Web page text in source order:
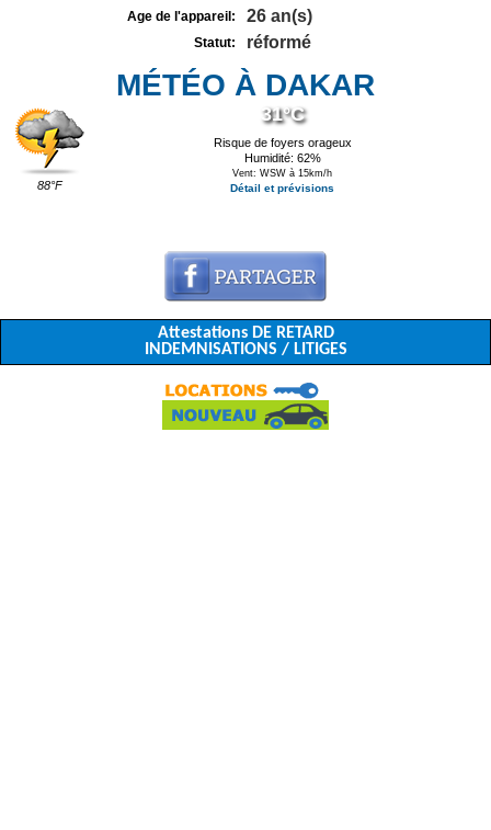
Age de l'appareil: 26 an(s)
Statut: réformé
MÉTÉO À DAKAR
88°F
31°C
Risque de foyers orageux
Humidité: 62%
Vent: WSW à 15km/h
Détail et prévisions
Attestations DE RETARD
INDEMNISATIONS / LITIGES